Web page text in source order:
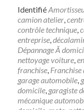
Identifié
camion atelier,
contrôle technique,
entreprise,
Dépannage Ã
nettoyage voiture,
franchise,
garage automobile,
domicile, garagiste
mécanique